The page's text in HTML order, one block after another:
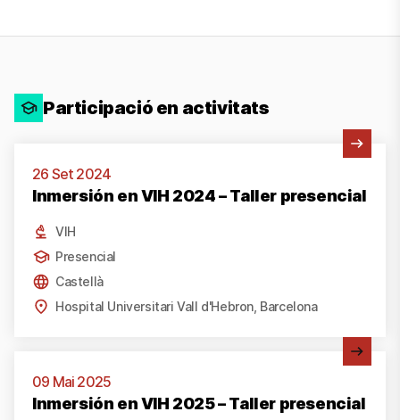
Participació en activitats
26 Set 2024
Inmersión en VIH 2024 – Taller presencial
VIH
Presencial
Castellà
Hospital Universitari Vall d'Hebron, Barcelona
09 Mai 2025
Inmersión en VIH 2025 – Taller presencial